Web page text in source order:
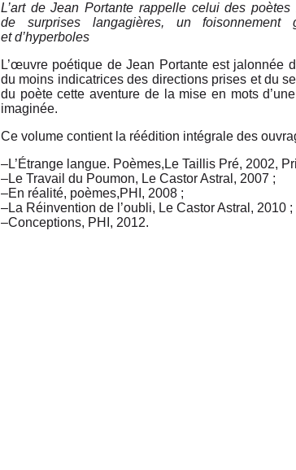
L’art de Jean Portante rappelle celui des poètes
de surprises langagières, un foisonnement
et d’hyperboles
L’œuvre poétique de Jean Portante est jalonnée
du moins indicatrices des directions prises et du
du poète cette aventure de la mise en mots
imaginée.
Ce volume contient la réédition intégrale des
–L’Étrange langue. Poèmes,Le Taillis Pré, 2002,
–Le Travail du Poumon, Le Castor Astral, 2007 ;
–En réalité, poèmes,PHI, 2008 ;
–La Réinvention de l’oubli, Le Castor Astral, 2010 ;
–Conceptions, PHI, 2012.